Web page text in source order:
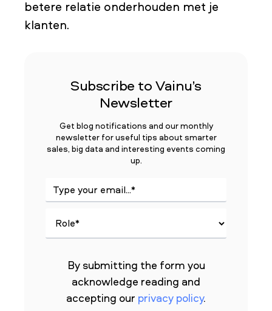
betere relatie onderhouden met je
klanten.
Subscribe to Vainu’s
Newsletter
Get blog notifications and our monthly
newsletter for useful tips about smarter
sales, big data and interesting events coming
up.
By submitting the form you
acknowledge reading and
accepting our privacy policy.